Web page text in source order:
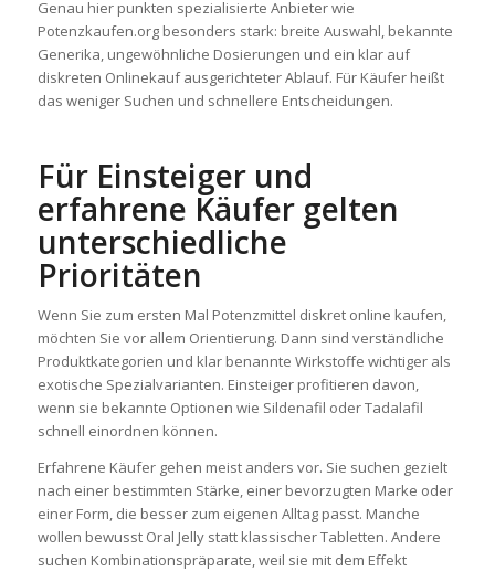
Genau hier punkten spezialisierte Anbieter wie
Potenzkaufen.org besonders stark: breite Auswahl, bekannte
Generika, ungewöhnliche Dosierungen und ein klar auf
diskreten Onlinekauf ausgerichteter Ablauf. Für Käufer heißt
das weniger Suchen und schnellere Entscheidungen.
Für Einsteiger und
erfahrene Käufer gelten
unterschiedliche
Prioritäten
Wenn Sie zum ersten Mal Potenzmittel diskret online kaufen,
möchten Sie vor allem Orientierung. Dann sind verständliche
Produktkategorien und klar benannte Wirkstoffe wichtiger als
exotische Spezialvarianten. Einsteiger profitieren davon,
wenn sie bekannte Optionen wie Sildenafil oder Tadalafil
schnell einordnen können.
Erfahrene Käufer gehen meist anders vor. Sie suchen gezielt
nach einer bestimmten Stärke, einer bevorzugten Marke oder
einer Form, die besser zum eigenen Alltag passt. Manche
wollen bewusst Oral Jelly statt klassischer Tabletten. Andere
suchen Kombinationspräparate, weil sie mit dem Effekt